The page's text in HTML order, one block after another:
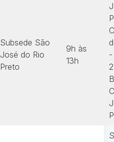
Subsede São
José do Rio
Preto
9h às
13h
-